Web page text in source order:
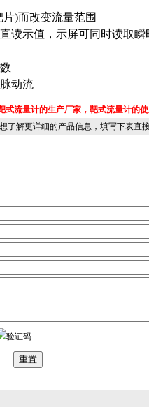
)而改变流量范围
直读示值，示屏可同时读
动流
靶式流量计的生产厂家，靶式流量计的
想了解更详细的产品信息，填写下表直接